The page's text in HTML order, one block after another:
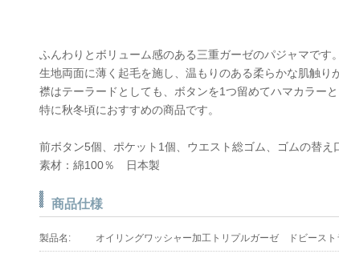
ふんわりとボリューム感のある三重ガーゼのパジャマです。
生地両面に薄く起毛を施し、温もりのある柔らかな肌触り
襟はテーラードとしても、ボタンを1つ留めてハマカラーと
特に秋冬頃におすすめの商品です。
前ボタン5個、ポケット1個、ウエスト総ゴム、ゴムの替え
素材：綿100％ 日本製
商品仕様
製品名: オイリングワッシャー加工トリプルガーゼ ドビースト